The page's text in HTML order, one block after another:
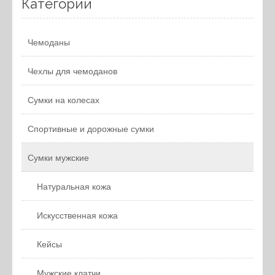
Категории
Чемоданы
Чехлы для чемоданов
Сумки на колесах
Спортивные и дорожные сумки
Сумки мужские
Натуральная кожа
Искусственная кожа
Кейсы
Мужские клатчи